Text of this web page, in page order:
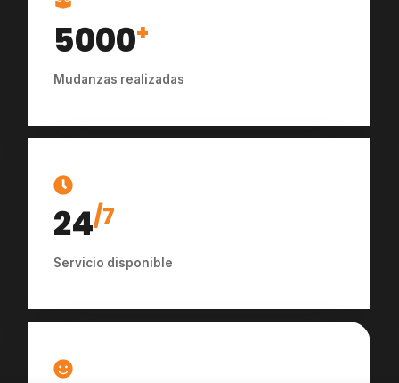
5000+
Mudanzas realizadas
24/7
Servicio disponible